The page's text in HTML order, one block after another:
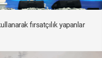
fırsatçılık yapanlar